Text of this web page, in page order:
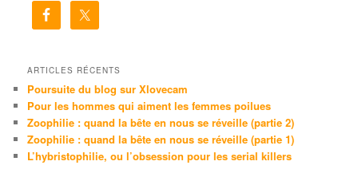
e
ARTICLES RÉCENTS
Poursuite du blog sur Xlovecam
Pour les hommes qui aiment les femmes poilues
Zoophilie : quand la bête en nous se réveille (partie 2)
Zoophilie : quand la bête en nous se réveille (partie 1)
L’hybristophilie, ou l’obsession pour les serial killers